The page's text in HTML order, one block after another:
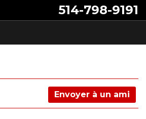
514-798-9191
Envoyer à un ami